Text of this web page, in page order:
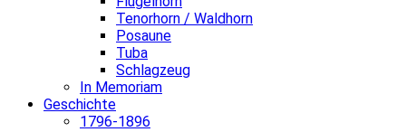
Tenorhorn / Waldhorn
Posaune
Tuba
Schlagzeug
In Memoriam
Geschichte
1796-1896